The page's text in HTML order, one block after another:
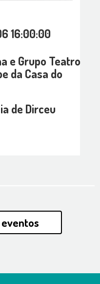
16:00:00
e Grupo Teatro
da Casa do
de Dirceu